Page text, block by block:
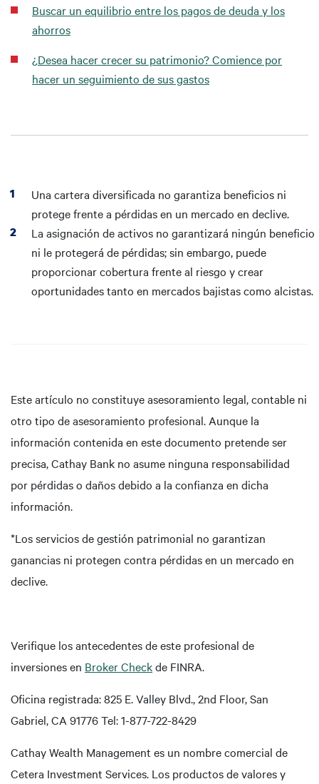
Buscar un equilibrio entre los pagos de deuda y los
ahorros
¿Desea hacer crecer su patrimonio? Comience por
hacer un seguimiento de sus gastos
Una cartera diversificada no garantiza beneficios ni
protege frente a pérdidas en un mercado en declive.
La asignación de activos no garantizará ningún beneficio
ni le protegerá de pérdidas; sin embargo, puede
proporcionar cobertura frente al riesgo y crear
oportunidades tanto en mercados bajistas como alcistas.
Este artículo no constituye asesoramiento legal, contable ni
otro tipo de asesoramiento profesional. Aunque la
información contenida en este documento pretende ser
precisa, Cathay Bank no asume ninguna responsabilidad
por pérdidas o daños debido a la confianza en dicha
información.
*Los servicios de gestión patrimonial no garantizan
ganancias ni protegen contra pérdidas en un mercado en
declive.
Verifique los antecedentes de este profesional de
inversiones en Broker Checkde FINRA.
Oficina registrada: 825 E. Valley Blvd., 2nd Floor, San
Gabriel, CA 91776 Tel: 1-877-722-8429
Cathay Wealth Management es un nombre comercial de
Cetera Investment Services. Los productos de valores y